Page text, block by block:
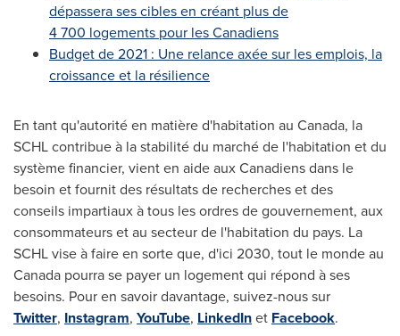
dépassera ses cibles en créant plus de
4 700 logements pour les Canadiens
Budget de 2021 : Une relance axée sur les emplois, la
croissance et la résilience
En tant qu'autorité en matière d'habitation au Canada, la
SCHL contribue à la stabilité du marché de l'habitation et du
système financier, vient en aide aux Canadiens dans le
besoin et fournit des résultats de recherches et des
conseils impartiaux à tous les ordres de gouvernement, aux
consommateurs et au secteur de l'habitation du pays. La
SCHL vise à faire en sorte que, d'ici 2030, tout le monde au
Canada pourra se payer un logement qui répond à ses
besoins. Pour en savoir davantage, suivez-nous sur
Twitter, Instagram, YouTube, LinkedInet Facebook.